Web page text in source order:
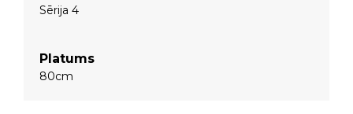
Sērija 4
Platums
80cm